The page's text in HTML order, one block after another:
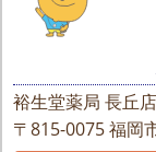
裕生堂薬局 長丘
〒815-0075福岡